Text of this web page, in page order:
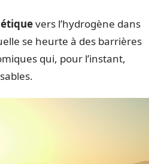
vers l’hydrogène dans
se heurte à des barrières
qui, pour l’instant,